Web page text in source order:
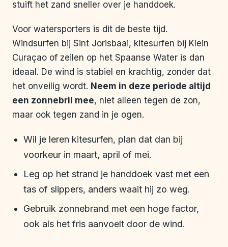
stuift het zand sneller over je handdoek.
Voor watersporters is dit de beste tijd.
Windsurfen bij Sint Jorisbaai, kitesurfen bij Klein
Curaçao of zeilen op het Spaanse Water is dan
ideaal. De wind is stabiel en krachtig, zonder dat
het onveilig wordt. Neem in deze periode altijd
een zonnebril mee, niet alleen tegen de zon,
maar ook tegen zand in je ogen.
Wil je leren kitesurfen, plan dat dan bij
voorkeur in maart, april of mei.
Leg op het strand je handdoek vast met een
tas of slippers, anders waait hij zo weg.
Gebruik zonnebrand met een hoge factor,
ook als het fris aanvoelt door de wind.